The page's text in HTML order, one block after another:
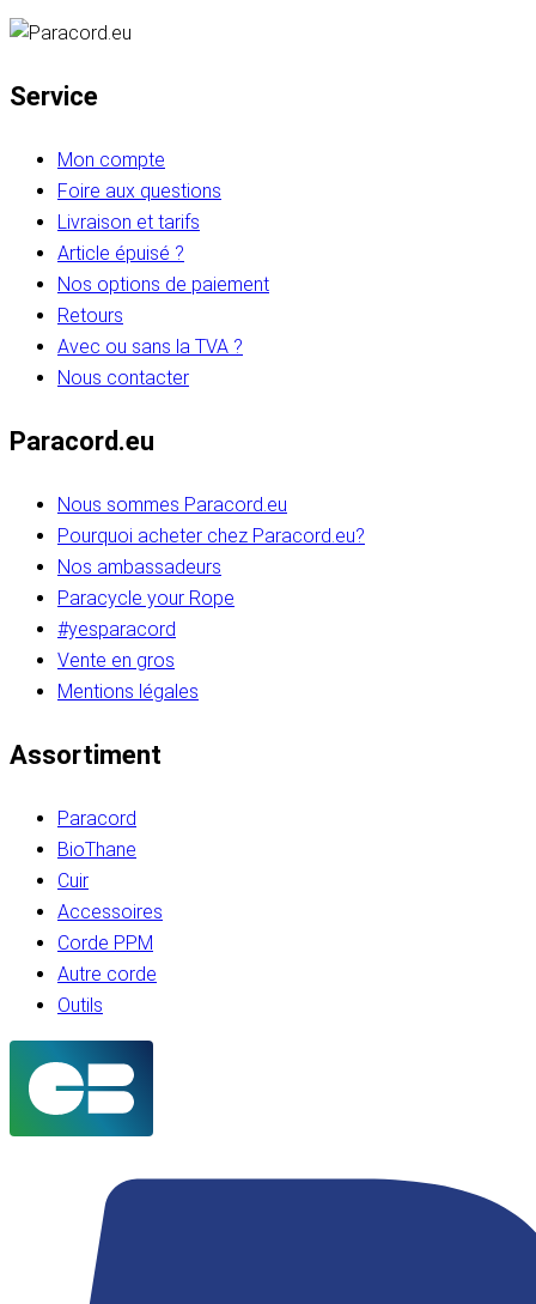
Service
Mon compte
Foire aux questions
Livraison et tarifs
Article épuisé ?
Nos options de paiement
Retours
Avec ou sans la TVA ?
Nous contacter
Paracord.eu
Nous sommes Paracord.eu
Pourquoi acheter chez Paracord.eu?
Nos ambassadeurs
Paracycle your Rope
#yesparacord
Vente en gros
Mentions légales
Assortiment
Paracord
BioThane
Cuir
Accessoires
Corde PPM
Autre corde
Outils